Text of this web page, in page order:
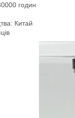
годин
Китай